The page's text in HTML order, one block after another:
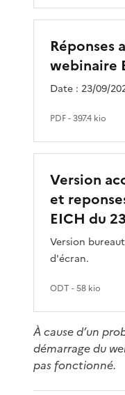
Réponses
webinaire
PDF- 397.4 kio
Date : 23/09/
Version
et
EICH du
ODT - 58 kio
Version
d'écran.
À cause d’un
démarrage du
pas fonctionné.